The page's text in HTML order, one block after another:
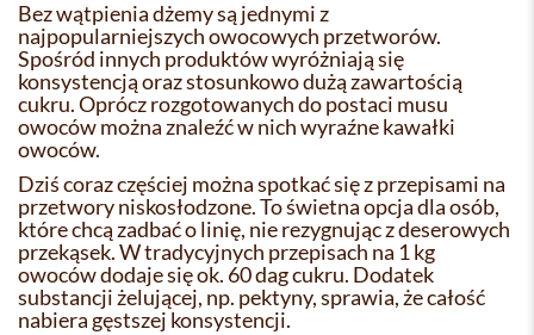
Bez wątpienia dżemy są jednymi z
najpopularniejszych owocowych przetworów.
Spośród innych produktów wyróżniają się
konsystencją oraz stosunkowo dużą zawartością
cukru. Oprócz rozgotowanych do postaci musu
owoców można znaleźć w nich wyraźne kawałki
owoców.
Dziś coraz częściej można spotkać się z przepisami na
przetwory niskosłodzone. To świetna opcja dla osób,
które chcą zadbać o linię, nie rezygnując z deserowych
przekąsek. W tradycyjnych przepisach na 1 kg
owoców dodaje się ok. 60 dag cukru. Dodatek
substancji żelującej, np. pektyny, sprawia, że całość
nabiera gęstszej konsystencji.